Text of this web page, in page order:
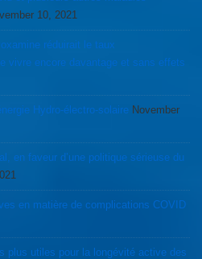
10, 2021
réduirait le taux
vivre encore davantage et sans effets
Hydro-électro-solaire November
en faveur d’une politique sérieuse du
en matière de complications COVID
plus utiles pour la longévité active des